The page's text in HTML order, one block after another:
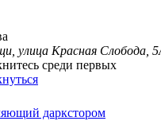
улица Красная Слобода,
среди первых
даркстором